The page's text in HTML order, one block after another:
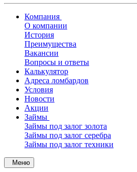
Компания
О компании
История
Преимущества
Вакансии
Вопросы и ответы
Калькулятор
Адреса ломбардов
Условия
Новости
Акции
Займы
Займы под залог золота
Займы под залог серебра
Займы под залог техники
Меню